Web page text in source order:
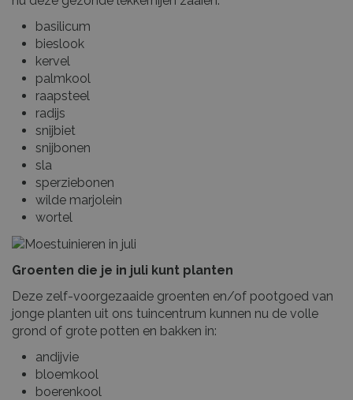
basilicum
bieslook
kervel
palmkool
raapsteel
radijs
snijbiet
snijbonen
sla
sperziebonen
wilde marjolein
wortel
Groenten die je in juli kunt planten
Deze zelf-voorgezaaide groenten en/of pootgoed van
jonge planten uit ons tuincentrum kunnen nu de volle
grond of grote potten en bakken in:
andijvie
bloemkool
boerenkool